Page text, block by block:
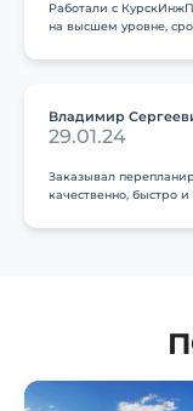
Работали с
на высшем уровне,
Владимир
29.01.24
Заказывал
качественно, быстро